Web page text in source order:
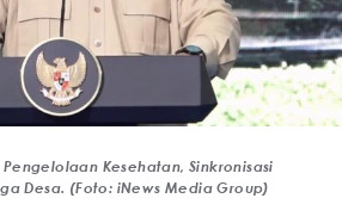
Kesehatan, Sinkronisasi
Desa. (Foto: iNews Media Group)